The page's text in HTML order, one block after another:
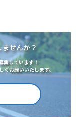
せんか？
集しています！
お願いいたします。